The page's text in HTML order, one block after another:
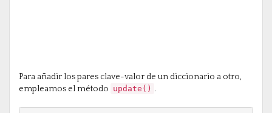
Para añadir los pares clave-valor de un diccionario a otro,
empleamos el método update() .